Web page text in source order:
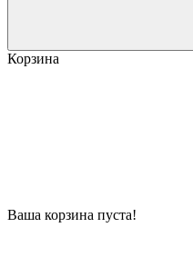
Корзина
Ваша корзина пуста!